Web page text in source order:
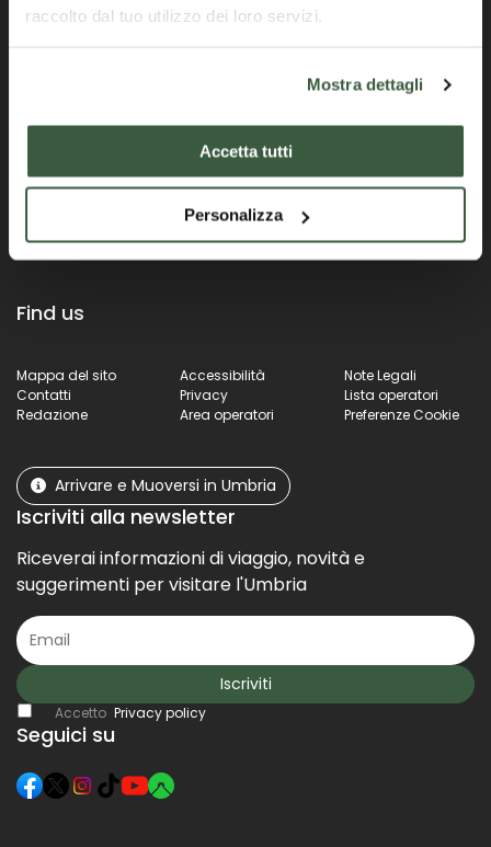
raccolto dal tuo utilizzo dei loro servizi.
Mostra dettagli
Accetta tutti
Personalizza
Portale ufficiale della Regione Umbria
Find us
Mappa del sito Accessibilità
Note Legali
Contatti
Privacy
Lista operatori
Redazione
Area operatori Preferenze Cookie
Arrivare e Muoversi in Umbria
Iscriviti alla newsletter
Riceverai informazioni di viaggio, novità e
suggerimenti per visitare l'Umbria
Iscriviti
Accetto Privacy policy
Seguici su